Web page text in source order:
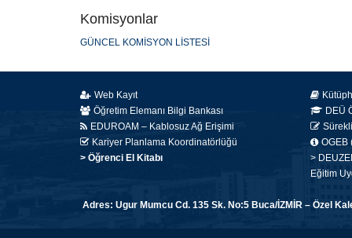
Komisyonlar
GÜNCEL KOMİSYON LİSTESİ
Web Kayıt
Öğretim Elemanı Bilgi Bankası
EDUROAM – Kablosuz Ağ Erişimi
Kariyer Planlama Koordinatörlüğü
> Öğrenci El Kitabı
DEÜ
OGEB
>
Eğitim
Adres: Ugur Mumcu Cd. 135 Sk. No:5 Buca/İZMİR – Özel